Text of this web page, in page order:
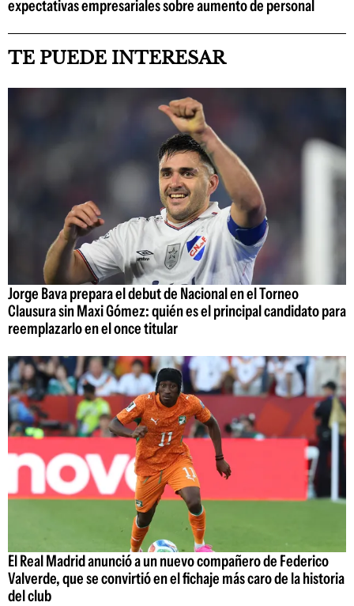
expectativas empresariales sobre aumento de personal
TE PUEDE INTERESAR
Jorge Bava prepara el debut de Nacional en el Torneo
Clausura sin Maxi Gómez: quién es el principal candidato para
reemplazarlo en el once titular
El Real Madrid anunció a un nuevo compañero de Federico
Valverde, que se convirtió en el fichaje más caro de la historia
del club